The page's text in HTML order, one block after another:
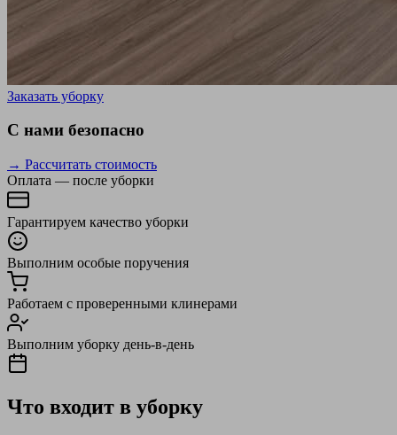
Заказать уборку
С нами безопасно
→ Рассчитать стоимость
Оплата — после уборки
Гарантируем качество уборки
Выполним особые поручения
Работаем с проверенными клинерами
Выполним уборку день-в-день
Что входит в уборку